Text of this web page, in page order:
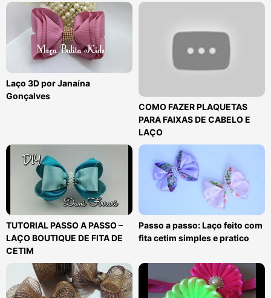
Laço 3D por Janaína
Gonçalves
COMO FAZER PLAQUETAS
PARA FAIXAS DE CABELO E
LAÇO
TUTORIAL PASSO A PASSO –
LAÇO BOUTIQUE DE FITA DE
CETIM
Passo a passo: Laço feito com
fita cetim simples e pratico